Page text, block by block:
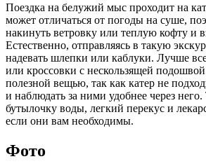
Поездка на белужий мыс проходит на
может отличаться от погоды на суше,
накинуть ветровку или теплую кофту и
Естественно, отправляясь в такую
надевать шлепки или каблуки. Лучше
или кроссовки с нескользящей
полезной вещью, так как катер не
и наблюдать за ними удобнее через
бутылочку воды, легкий перекус и
если они вам необходимы.
Фото